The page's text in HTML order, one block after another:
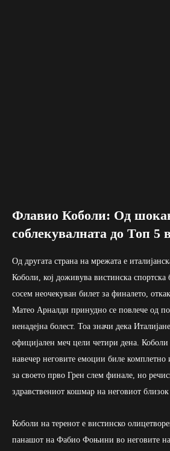
Флавио Коболи: Од
соблекувалната до Топ 5
Од другата страна на мрежата е
Коболи, кој доживува вистинска спортска
сосем неочекуван билет за финалето,
Матео Арналди принудно се повлече од
ненадејна болест. Тоа значи дека
официјален меч цели четири дена. Коболи
навечер неговите емоции биле
за своето прво Грен слем финале, но
здравствениот кошмар на неговиот близок
Коболи на теренот е вистинско
панашот на Фабио Фоњини во неговите